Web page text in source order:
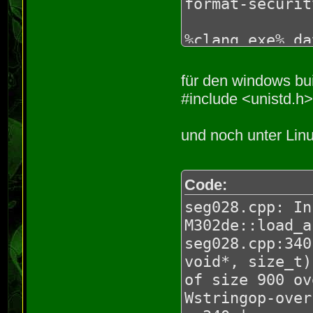
'signed char'
Wconstant-
451 |
|
1 warning
overflow;
size
0xc0);
|
format-
%clang_exe%
%clang_exe%
%clang_exe%
für den windows
#include
und noch unter
Code:
seg028.cpp:
void*,
of size 900
Wstringop-